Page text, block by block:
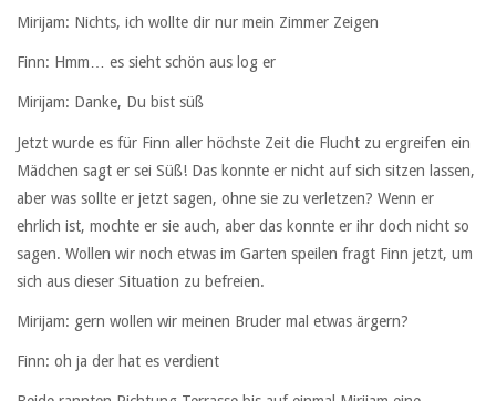
Mirijam: Nichts, ich wollte dir nur mein Zimmer Zeigen
Finn: Hmm… es sieht schön aus log er
Mirijam: Danke, Du bist süß
Jetzt wurde es für Finn aller höchste Zeit die Flucht zu ergreifen ein
Mädchen sagt er sei Süß! Das konnte er nicht auf sich sitzen lassen,
aber was sollte er jetzt sagen, ohne sie zu verletzen? Wenn er
ehrlich ist, mochte er sie auch, aber das konnte er ihr doch nicht so
sagen. Wollen wir noch etwas im Garten speilen fragt Finn jetzt, um
sich aus dieser Situation zu befreien.
Mirijam: gern wollen wir meinen Bruder mal etwas ärgern?
Finn: oh ja der hat es verdient